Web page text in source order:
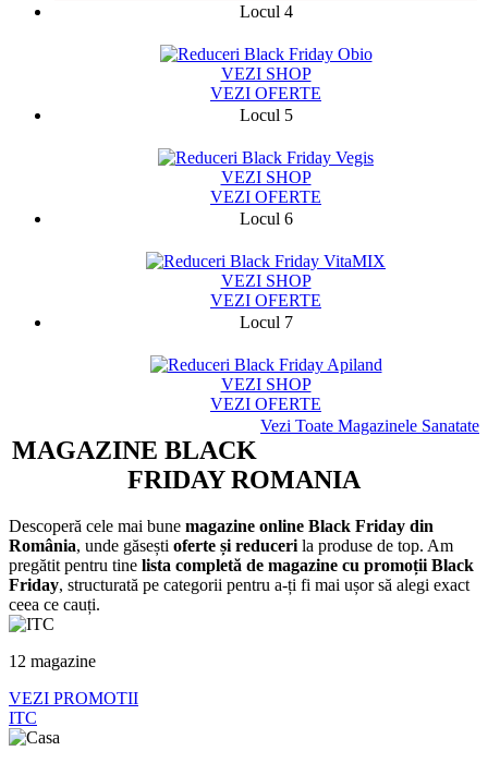
Locul 4
VEZI SHOP
VEZI OFERTE
Locul 5
VEZI SHOP
VEZI OFERTE
Locul 6
VEZI SHOP
VEZI OFERTE
Locul 7
VEZI SHOP
VEZI OFERTE
Vezi Toate Magazinele Sanatate
MAGAZINE BLACK
FRIDAY ROMANIA
Descoperă cele mai bune magazine online Black Friday din
România, unde găsești oferte și reduceri la produse de top. Am
pregătit pentru tine lista completă de magazine cu promoții Black
Friday, structurată pe categorii pentru a-ți fi mai ușor să alegi exact
ceea ce cauți.
12 magazine
VEZI PROMOTII
ITC